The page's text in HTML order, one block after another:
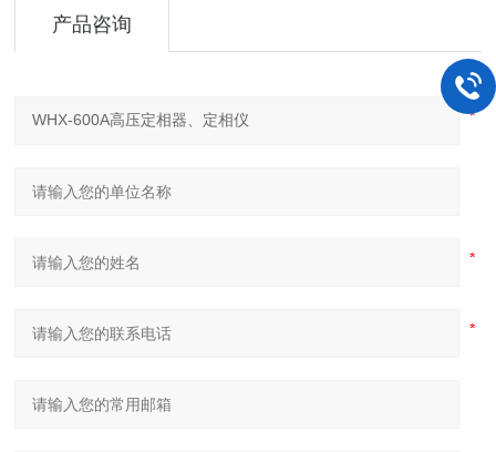
产品咨询